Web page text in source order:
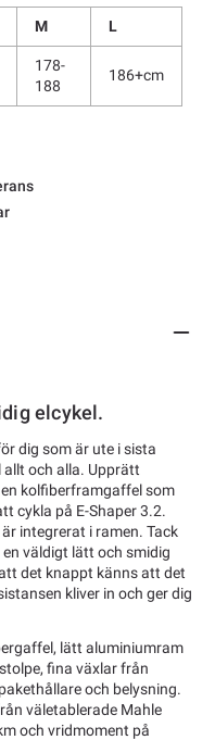
M L
178-
188
186+cm
elcykel.
dig som är ute i sista
allt och alla. Upprätt
kolfiberframgaffel som
cykla på E-Shaper 3.2.
integrerat i ramen. Tack
väldigt lätt och smidig
det knappt känns att det
kliver in och ger dig
lätt aluminiumram
fina växlar från
och belysning.
väletablerade Mahle
och vridmoment på